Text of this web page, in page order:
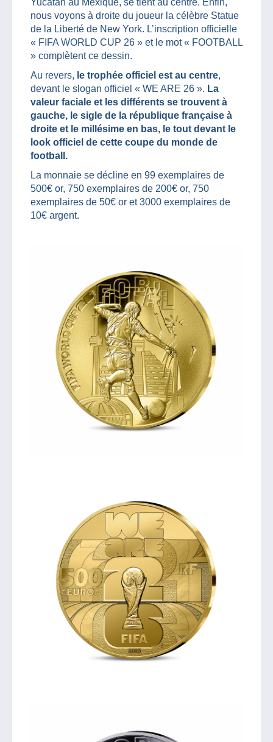
Yucatán au Mexique, se tient au centre. Enfin,
nous voyons à droite du joueur la célèbre Statue
de la Liberté de New York. L’inscription officielle
« FIFA WORLD CUP 26 » et le mot « FOOTBALL
» complètent ce dessin.
Au revers, le trophée officiel est au centre,
devant le slogan officiel « WE ARE 26 ». La
valeur faciale et les différents se trouvent à
gauche, le sigle de la république française à
droite et le millésime en bas, le tout devant le
look officiel de cette coupe du monde de
football.
La monnaie se décline en 99 exemplaires de
500€ or, 750 exemplaires de 200€ or, 750
exemplaires de 50€ or et 3000 exemplaires de
10€ argent.